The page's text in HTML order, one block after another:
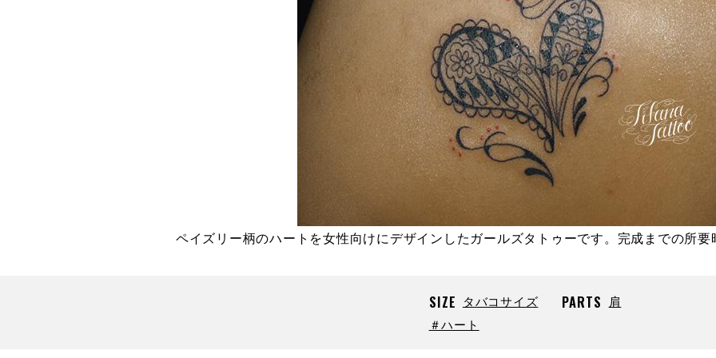
ペイズリー柄のハートを女性向けにデザインしたガールズタトゥーです。完成までの所
SIZE タバコサイズ PARTS 肩
＃ハート